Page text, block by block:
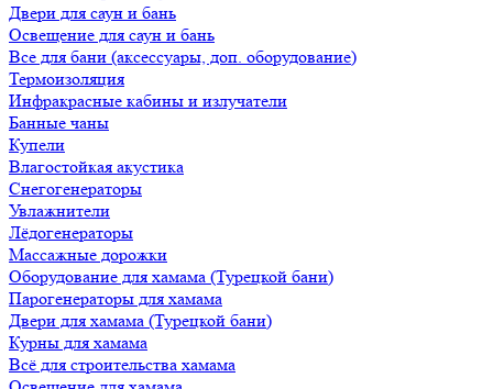
Двери для саун и бань
Освещение для саун и бань
Все для бани (аксессуары, доп. оборудование)
Термоизоляция
Инфракрасные кабины и излучатели
Банные чаны
Купели
Влагостойкая акустика
Снегогенераторы
Увлажнители
Лёдогенераторы
Массажные дорожки
Оборудование для хамама (Турецкой бани)
Парогенераторы для хамама
Двери для хамама (Турецкой бани)
Курны для хамама
Всё для строительства хамама